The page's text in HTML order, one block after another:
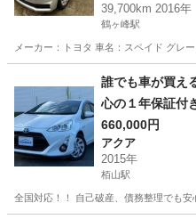
39,700km 2016年
鶴ヶ峰駅
メーカー：トヨタ 車名：スペイド グレ
鶴ヶ峰駅 そ
誰でも車が買え
心の１年保証付
ル小田原店
660,000円
アクア
2015年
栢山駅
全国対応！！ 自己破産、債務整理でも